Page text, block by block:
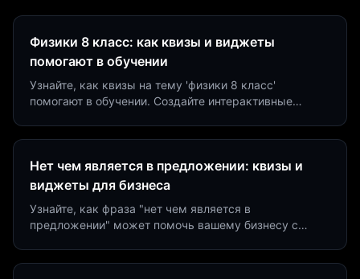
Физики 8 класс: как квизы и виджеты
помогают в обучении
Узнайте, как квизы на тему 'физики 8 класс'
помогают в обучении. Создайте интерактивные
Нет чем является в предложении: квизы и
виджеты для бизнеса
Узнайте, как фраза "нет чем является в
предложении" может помочь вашему бизнесу с